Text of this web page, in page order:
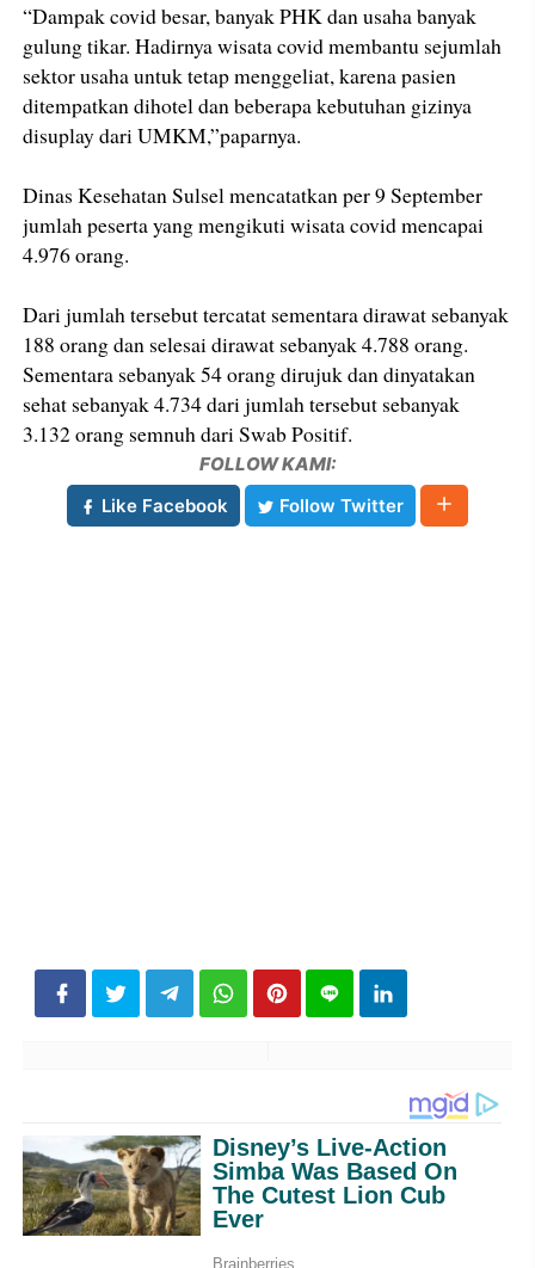
“Dampak covid besar, banyak PHK dan usaha banyak
gulung tikar. Hadirnya wisata covid membantu sejumlah
sektor usaha untuk tetap menggeliat, karena pasien
ditempatkan dihotel dan beberapa kebutuhan gizinya
disuplay dari UMKM,”paparnya.
Dinas Kesehatan Sulsel mencatatkan per 9 September
jumlah peserta yang mengikuti wisata covid mencapai
4.976 orang.
Dari jumlah tersebut tercatat sementara dirawat sebanyak
188 orang dan selesai dirawat sebanyak 4.788 orang.
Sementara sebanyak 54 orang dirujuk dan dinyatakan
sehat sebanyak 4.734 dari jumlah tersebut sebanyak
3.132 orang semnuh dari Swab Positif.
FOLLOW KAMI:
Like Facebook
Follow Twitter